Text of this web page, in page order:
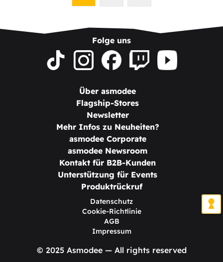
Folge uns
Über asmodee
Flagship-Stores
Newsletter
Mehr Infos zu Neuheiten?
asmodee Corporate
asmodee Newsroom
Kontakt für B2B-Kunden
Unterstützung für Events
Produktrückruf
Datenschutz
Cookie-Richtlinie
AGB
Impressum
© 2025 Asmodee — All rights reserved